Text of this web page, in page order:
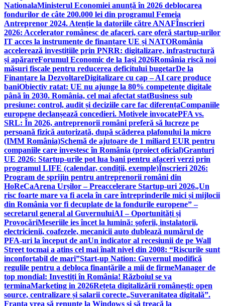
NationalaMinisterul Economiei anunță în 2026 deblocarea
fondurilor de câte 200.000 lei din programul Femeia
Antreprenor 2024. Atenție la datoriile către ANAFÎnscrieri
2026: Accelerator românesc de afaceri, care oferă startup-urilor
IT acces la instrumente de finanțare UE și NATORomânia
accelerează investițiile prin PNRR: digitalizare, infrastructură
și apărareForumul Economic de la Iași 2026România riscă noi
măsuri fiscale pentru reducerea deficitului bugetarDe la
Finanțare la DezvoltareDigitalizare cu cap – AI care produce
baniObiectiv ratat: UE nu ajunge la 80% competențe digitale
până în 2030. România, cel mai afectat statBusiness sub
presiune: control, audit și deciziile care fac diferențaCompaniile
europene declanșează concedieri. Motivele invocatePFA vs.
SRL: În 2026, antreprenorii români preferă să lucreze pe
persoană fizică autorizată, după scăderea plafonului la micro
(IMM România)Schemă de ajutoare de 1 miliard EUR pentru
companiile care investesc în România (proiect oficial)Granturi
UE 2026: Startup-urile pot lua bani pentru afaceri verzi prin
programul LIFE (calendar, condiții, exemple)Înscrieri 2026:
Program de sprijin pentru antreprenorii români din
HoReCaArena Urșilor – Preaccelerare Startup-uri 2026„Un
risc foarte mare va fi acela în care întreprinderile mici și mijlocii
din România vor fi decuplate de la fondurile europene” –
secretarul general al GuvernuluiAI – Oportunități și
ProvocăriMeseriile ies încet la lumină: şoferii, instalatorii,
electricienii, coafezele, mecanicii auto dublează numărul de
PFA-uri la început de anUn indicator al recesiunii de pe Wall
Street tocmai a atins cel mai înalt nivel din 2008: “Riscurile sunt
inconfortabil de mari”Start-up Nation: Guvernul modifică
regulile pentru a debloca finanțările a mii de firmeManager de
top mondial: Investiți în România! Războiul se va
terminaMarketing in 2026Rețeta digitalizării românești: open
source, centralizare și salarii corecte„Suveranitatea digitală”.
Franţa vrea să renunţe la Windows şi să treacă la